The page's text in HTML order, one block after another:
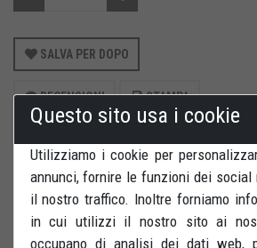
SALVA PER DOPO
RECENSIONI STAMPA
Cavalletto posteriore completo di doppi
Questo sito usa i cookie
Utilizziamo i cookie per
annunci, fornire le funzioni dei social
il nostro traffico. Inoltre forniamo
in cui utilizzi il nostro sito ai
occupano di analisi dei dati web,